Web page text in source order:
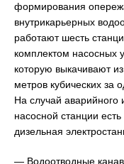
формирования
внутрикарьерных
работают шесть
комплектом насосных
которую выкачивают
метров кубических за
На случай аварийного
насосной станции
дизельная
— Водоотводные